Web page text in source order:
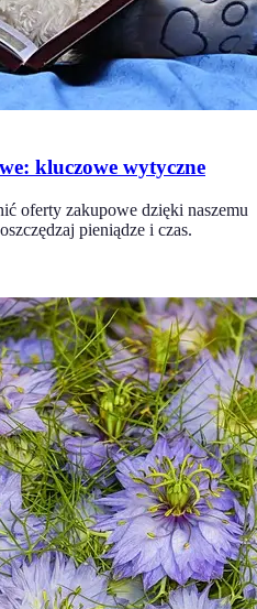
kluczowe wytyczne
oferty zakupowe dzięki naszemu
pieniądze i czas.